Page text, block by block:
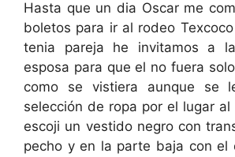
Hasta que un dia Oscar me
boletos para ir al rodeo
tenia pareja he invitamos a
esposa para que el no fuera
como se vistiera aunque se
selección de ropa por el lugar
escoji un vestido negro con
pecho y en la parte baja con el